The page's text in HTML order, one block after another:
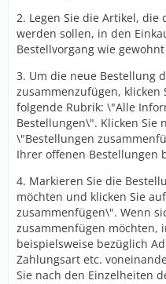
2. Legen Sie die Artikel,
werden sollen, in den
Bestellvorgang wie
3. Um die neue Bestellung
zusammenzufügen, klicken
folgende Rubrik: \"Alle
Bestellungen\". Klicken Sie
\"Bestellungen
Ihrer offenen Bestellungen
4. Markieren Sie die
möchten und klicken Sie
zusammenfügen\". Wenn
zusammenfügen möchten,
beispielsweise bezüglich
Zahlungsart etc.
Sie nach den Einzelheiten